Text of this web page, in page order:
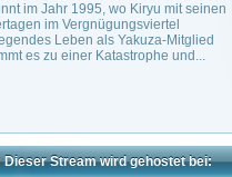
im Jahr 1995, wo Kiryu mit seinen
im Vergnügungsviertel
Leben als Yakuza-Mitglied
es zu einer Katastrophe und...
Stream wird gehostet bei: